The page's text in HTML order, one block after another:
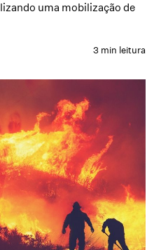
uma mobilização de
3 min leitura